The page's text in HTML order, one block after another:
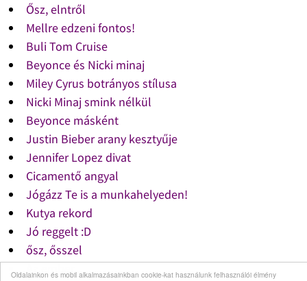
Oldalainkon és mobil alkalmazásainkban cookie-kat használunk felhasználói élmény
Ősz, elntről
Mellre edzeni fontos!
Buli Tom Cruise
Beyonce és Nicki minaj
Miley Cyrus botrányos stílusa
Nicki Minaj smink nélkül
Beyonce másként
Justin Bieber arany kesztyűje
Jennifer Lopez divat
Cicamentő angyal
Jógázz Te is a munkahelyeden!
Kutya rekord
Jó reggelt :D
ősz, ősszel
Az ember...